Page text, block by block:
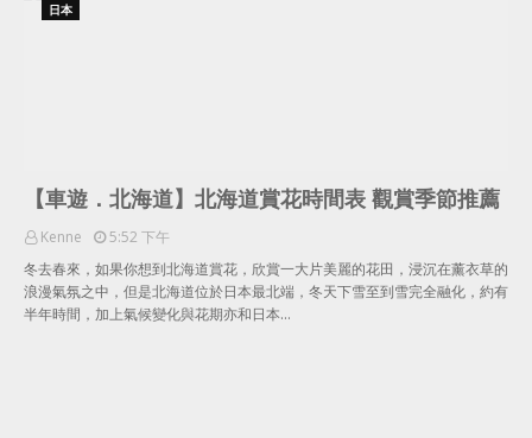
日本
【車遊．北海道】北海道賞花時間表 觀賞季節推薦
Kenne
5:52 下午
冬去春來，如果你想到北海道賞花，欣賞一大片美麗的花田，浸沉在薰衣草的
浪漫氣氛之中，但是北海道位於日本最北端，冬天下雪至到雪完全融化，約有
半年時間，加上氣候變化與花期亦和日本…